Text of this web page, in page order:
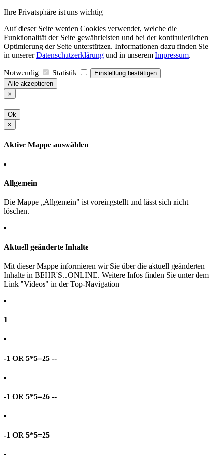
Ihre Privatsphäre ist uns wichtig
Auf dieser Seite werden Cookies verwendet, welche die
Funktionalität der Seite gewährleisten und bei der kontinuierlichen
Optimierung der Seite unterstützen. Informationen dazu finden Sie
in unsererDatenschutzerklärung und in unserem Impressum.
Notwendig Statistik
Einstellung bestätigen
Alle akzeptieren
×
Ok
×
Aktive Mappe auswählen
Allgemein
Die Mappe „Allgemein" ist voreingstellt und lässt sich nicht
löschen.
Aktuell geänderte Inhalte
Mit dieser Mappe informieren wir Sie über die aktuell geänderten
Inhalte in BEHR'S...ONLINE. Weitere Infos finden Sie unter dem
Link "Videos" in der Top-Navigation
1
-1 OR 5*5=25 --
-1 OR 5*5=26 --
-1 OR 5*5=25